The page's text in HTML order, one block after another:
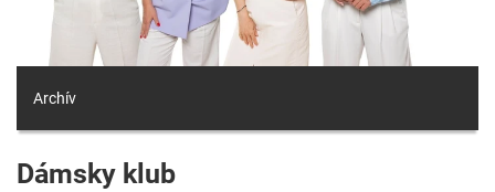
Archív
Dámsky klub